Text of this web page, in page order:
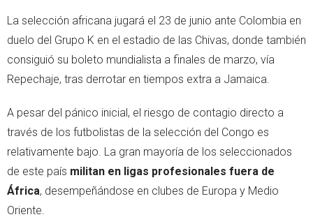
La selección africana jugará el 23 de junio ante Colombia en
duelo del Grupo K en el estadio de las Chivas, donde también
consiguió su boleto mundialista a finales de marzo, vía
Repechaje, tras derrotar en tiempos extra a Jamaica.
A pesar del pánico inicial, el riesgo de contagio directo a
través de los futbolistas de la selección del Congo es
relativamente bajo. La gran mayoría de los seleccionados
de este país militan en ligas profesionales fuera de
África, desempeñándose en clubes de Europa y Medio
Oriente.